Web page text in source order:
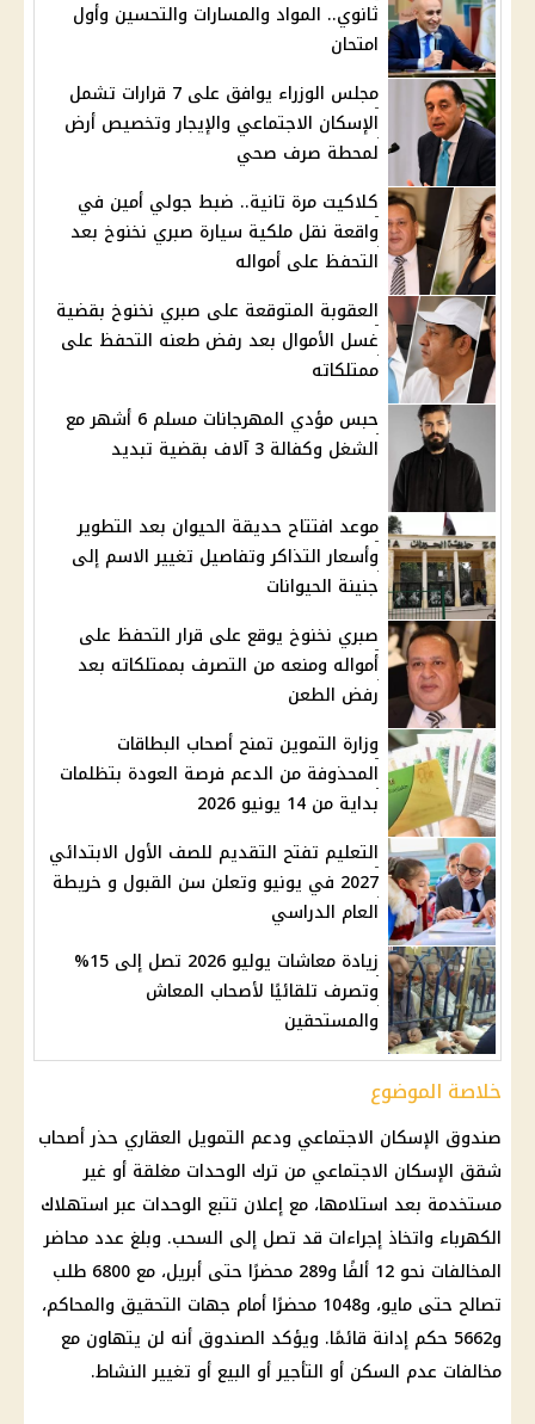
ثانوي.. المواد والمسارات والتحسين وأول
امتحان
مجلس الوزراء يوافق على 7 قرارات تشمل
الإسكان الاجتماعي والإيجار وتخصيص أرض
لمحطة صرف صحي
كلاكيت مرة تانية.. ضبط جولي أمين في
واقعة نقل ملكية سيارة صبري نخنوخ بعد
التحفظ على أمواله
العقوبة المتوقعة على صبري نخنوخ بقضية
غسل الأموال بعد رفض طعنه التحفظ على
ممتلكاته
حبس مؤدي المهرجانات مسلم 6 أشهر مع
الشغل وكفالة 3 آلاف بقضية تبديد
موعد افتتاح حديقة الحيوان بعد التطوير
وأسعار التذاكر وتفاصيل تغيير الاسم إلى
جنينة الحيوانات
صبري نخنوخ يوقع على قرار التحفظ على
أمواله ومنعه من التصرف بممتلكاته بعد
رفض الطعن
وزارة التموين تمنح أصحاب البطاقات
المحذوفة من الدعم فرصة العودة بتظلمات
بداية من 14 يونيو 2026
التعليم تفتح التقديم للصف الأول الابتدائي
2027 في يونيو وتعلن سن القبول و خريطة
العام الدراسي
زيادة معاشات يوليو 2026 تصل إلى 15%
وتصرف تلقائيًا لأصحاب المعاش
والمستحقين
خلاصة الموضوع
صندوق الإسكان الاجتماعي ودعم التمويل العقاري حذر أصحاب
شقق الإسكان الاجتماعي من ترك الوحدات مغلقة أو غير
مستخدمة بعد استلامها، مع إعلان تتبع الوحدات عبراستهلاك
الكهرباء واتخاذ إجراءات قد تصل إلى السحب. وبلغ عدد محاضر
المخالفات نحو 12 ألفًا و289 محضرًا حتى أبريل، مع 6800 طلب
تصالح حتى مايو، و1048 محضرًا أمام
جهات التحقيق والمحاكم،
و5662 حكم إدانة قائمًا. ويؤكد الصندوق أنه لن يتهاون مع
مخالفات عدم السكن أو التأجير أو البيع أو تغيير النشاط.